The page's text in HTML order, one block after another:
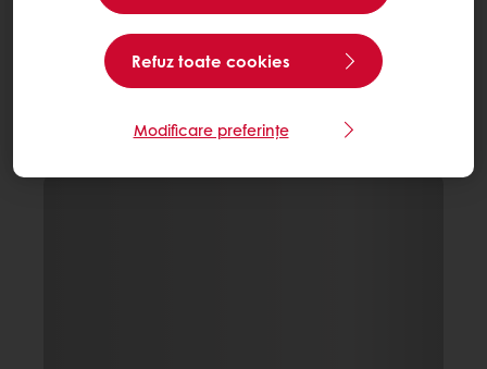
Refuz toate cookies
Modificare preferințe